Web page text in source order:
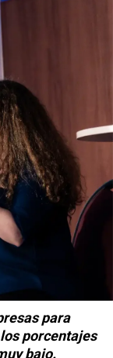
para
porcentajes
bajo.